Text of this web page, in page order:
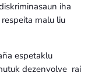
iha
malu liu
espetaklu
dezenvolve rai